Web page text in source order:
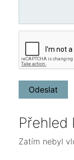
Přehled
Zatím nebyl